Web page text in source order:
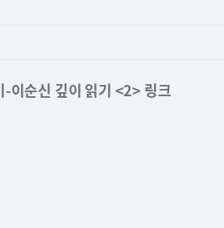
이순신 깊이 읽기 <2> 링크